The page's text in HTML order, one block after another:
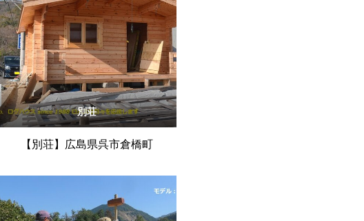
別荘
【別荘】広島県呉市倉橋町